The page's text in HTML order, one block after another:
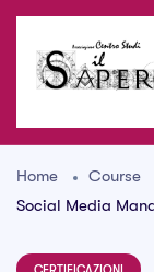
Home Course
Social Media